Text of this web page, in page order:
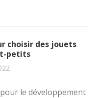
choisir des jouets
petits
le développement